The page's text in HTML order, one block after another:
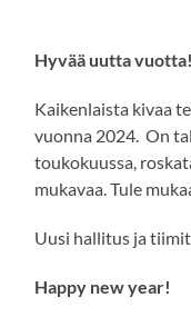
Hyvää uutta vuotta!
Kaikenlaista kivaa
vuonna 2024. On
toukokuussa,
mukavaa. Tule
Uusi hallitus ja
Happy new year!